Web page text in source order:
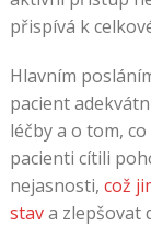
přispívá k
Hlavním
pacient
léčby a o tom,
pacienti cítili
nejasnosti, což
stava zlepšovat